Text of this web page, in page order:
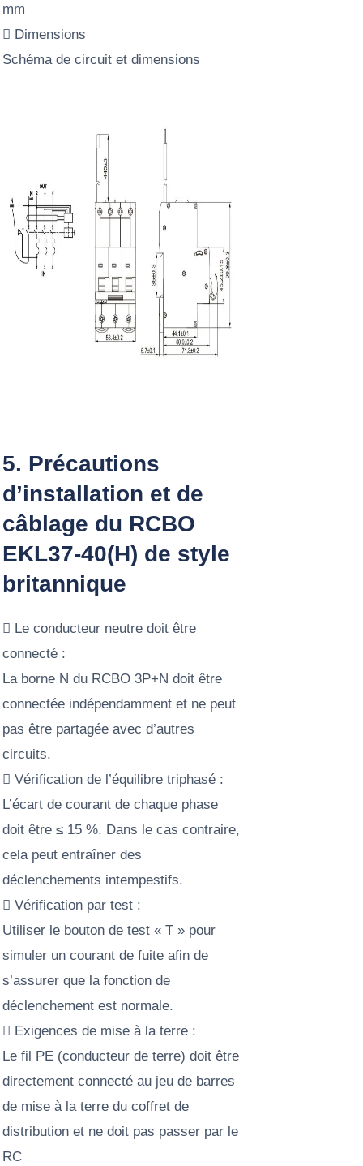
mm
 Dimensions
Schéma de circuit et dimensions
5. Précautions
d’installation et de
câblage du RCBO
EKL37-40(H) de style
britannique
 Le conducteur neutre doit être
connecté :
La borne N du RCBO 3P+N doit être
connectée indépendamment et ne peut
pas être partagée avec d’autres
circuits.
 Vérification de l’équilibre triphasé :
L’écart de courant de chaque phase
doit être ≤ 15 %. Dans le cas contraire,
cela peut entraîner des
déclenchements intempestifs.
 Vérification par test :
Utiliser le bouton de test « T » pour
simuler un courant de fuite afin de
s’assurer que la fonction de
déclenchement est normale.
 Exigences de mise à la terre :
Le fil PE (conducteur de terre) doit être
directement connecté au jeu de barres
de mise à la terre du coffret de
distribution et ne doit pas passer par le
RC